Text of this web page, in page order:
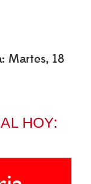
Martes, 18
HOY: